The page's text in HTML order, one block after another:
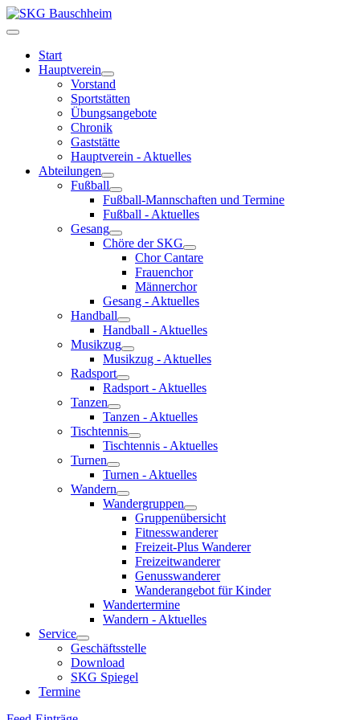
Start
Hauptverein
Vorstand
Sportstätten
Übungsangebote
Chronik
Gaststätte
Hauptverein - Aktuelles
Abteilungen
Fußball
Fußball-Mannschaften und Termine
Fußball - Aktuelles
Gesang
Chöre der SKG
Chor Cantare
Frauenchor
Männerchor
Gesang - Aktuelles
Handball
Handball - Aktuelles
Musikzug
Musikzug - Aktuelles
Radsport
Radsport - Aktuelles
Tanzen
Tanzen - Aktuelles
Tischtennis
Tischtennis - Aktuelles
Turnen
Turnen - Aktuelles
Wandern
Wandergruppen
Gruppenübersicht
Fitnesswanderer
Freizeit-Plus Wanderer
Freizeitwanderer
Genusswanderer
Wanderangebot für Kinder
Wandertermine
Wandern - Aktuelles
Service
Geschäftsstelle
Download
SKG Spiegel
Termine